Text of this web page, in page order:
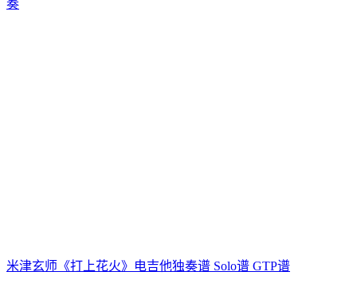
奏
米津玄师《打上花火》电吉他独奏谱 Solo谱 GTP谱